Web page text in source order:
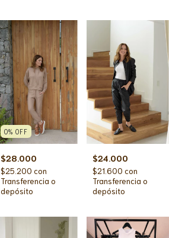
0%OFF
$28.000
$25.200con
Transferencia o
depósito
$24.000
$21.600 con
Transferencia o
depósito